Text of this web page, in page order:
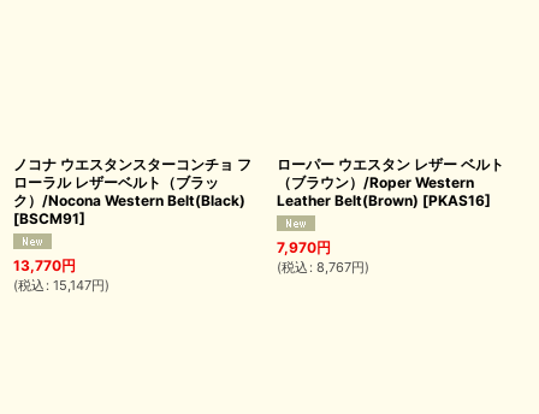
ノコナ ウエスタンスターコンチョ フ
ローラル レザーベルト（ブラッ
ク）/Nocona Western Belt(Black)
[BSCM91]
13,770円
(税込 : 15,147円)
ローパー ウエスタン レザー ベルト
（ブラウン）/Roper Western
Leather Belt(Brown) [PKAS16]
7,970円
(税込 : 8,767円)